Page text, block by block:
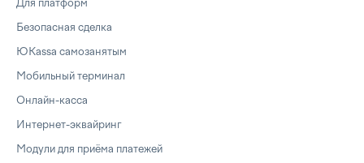
Для платформ
Безопасная сделка
ЮKassa самозанятым
Мобильный терминал
Онлайн-касса
Интернет-эквайринг
Модули для приёма платежей